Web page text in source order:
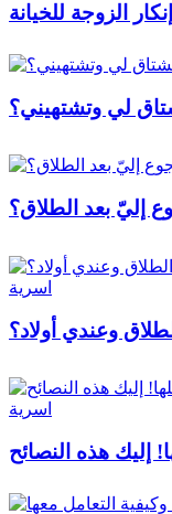
الزوجة للخيانة
لي وتشتهيني؟
إليّ بعد الطلاق؟
اسرية
وعندي أولاد؟
اسرية
إليك هذه النصائح